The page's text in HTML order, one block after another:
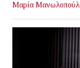
Μαρία